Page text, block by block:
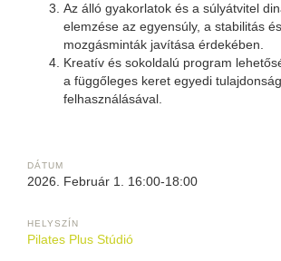
Az álló gyakorlatok és a súlyátvitel
elemzése az egyensúly, a stabilitás
mozgásminták javítása érdekében.
Kreatív és sokoldalú program
a függőleges keret egyedi
felhasználásával.
DÁTUM
Február 1. 16:00-18:00
HELYSZÍN
Pilates Plus Stúdió